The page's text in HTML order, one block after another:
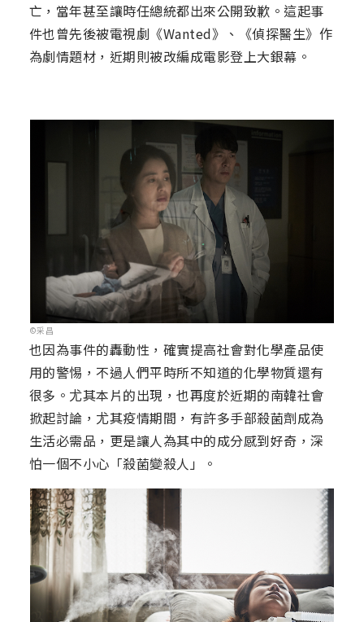
亡，當年甚至讓時任總統都出來公開致歉。這起事
件也曾先後被電視劇《Wanted》、《偵探醫生》作
為劇情題材，近期則被改編成電影登上大銀幕。
©采昌
也因為事件的轟動性，確實提高社會對化學產品使
用的警惕，不過人們平時所不知道的化學物質還有
很多。尤其本片的出現，也再度於近期的南韓社會
掀起討論，尤其疫情期間，有許多手部殺菌劑成為
生活必需品，更是讓人為其中的成分感到好奇，深
怕一個不小心「殺菌變殺人」。